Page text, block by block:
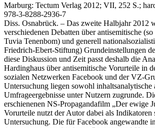
Marburg: Tectum Verlag 2012; VII, 252 S.;
978-3-8288-2936-7
Diss. Osnabrück. – Das zweite Halbjahr 2012
verschiedenen Debatten über antisemitische
Tuvia Tenenbom) und generell
Friedrich-Ebert-Stiftung) Grundeinstellungen
diese Diskussion und Zeit passt deshalb die
Hardinghaus über antisemitische Vorurteile in
sozialen Netzwerken Facebook und der VZ-
Untersuchung liegen sowohl inhaltsanalytische
Umfrageergebnisse unter Nutzern zugrunde.
erschienenen NS-Propagandafilm „Der ewige
Vorurteile nutzt der Autor dabei als Indikatoren
Untersuchung. Die für Facebook angewandte